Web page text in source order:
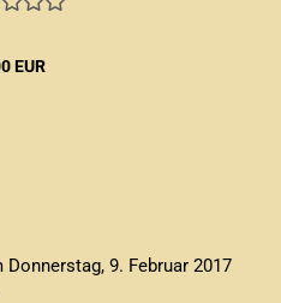
EUR
9. Februar 2017